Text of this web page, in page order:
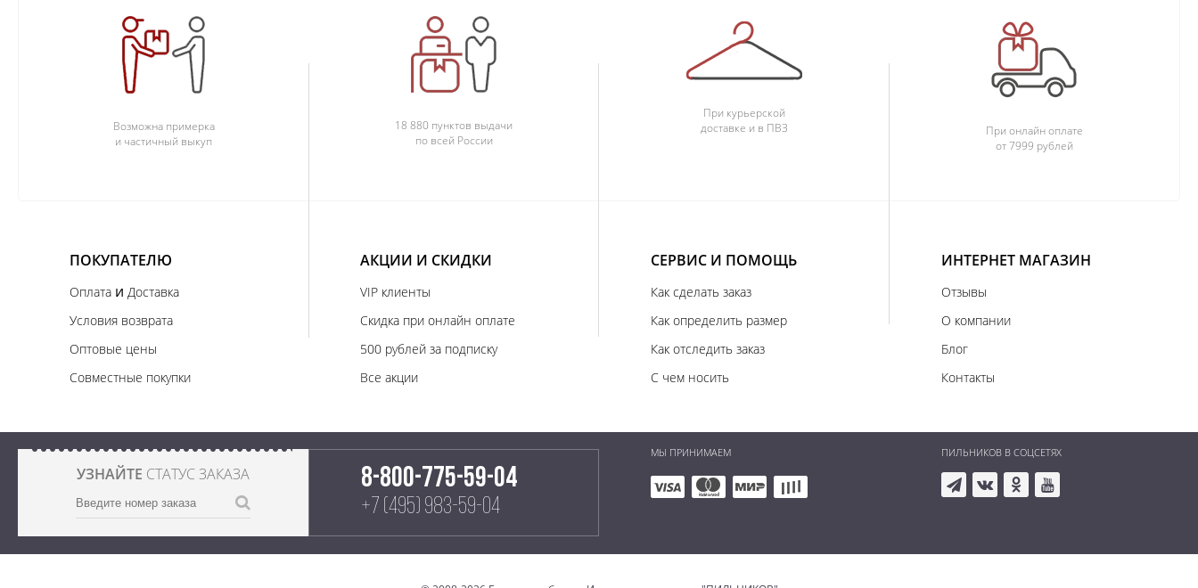
Возможна примерка
и частичный выкуп
18 880 пунктов выдачи
по всей России
При курьерской
доставке и в ПВЗ
При онлайн оплате
от 7999 рублей
ПОКУПАТЕЛЮ
Оплата и Доставка
Условия возврата
Оптовые цены
Совместные покупки
АКЦИИ И СКИДКИ
VIP клиенты
Скидка при онлайн оплате
500 рублей за подписку
Все акции
СЕРВИС И ПОМОЩЬ
Как сделать заказ
Как определить размер
Как отследить заказ
С чем носить
ИНТЕРНЕТ МАГАЗИН
Отзывы
О компании
Блог
Контакты
УЗНАЙТЕ СТАТУС ЗАКАЗА 8-800-775-59-04
+7 (495) 983-59-04
МЫ ПРИНИМАЕМ ПИЛЬНИКОВ В СОЦСЕТЯХ